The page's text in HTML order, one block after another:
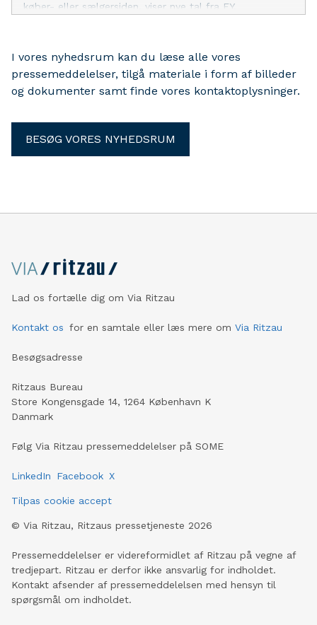
køber- eller sælgersiden, viser nye tal fra EY.
I vores nyhedsrum kan du læse alle vores
pressemeddelelser, tilgå materiale i form af billeder
og dokumenter samt finde vores kontaktoplysninger.
BESØG VORES NYHEDSRUM
Lad os fortælle dig om Via Ritzau
Kontakt os for en samtale eller læs mere om Via Ritzau
Besøgsadresse
Ritzaus Bureau
Store Kongensgade 14, 1264 København K
Danmark
Følg Via Ritzau pressemeddelelser på SOME
LinkedIn Facebook X
Tilpas cookie accept
© Via Ritzau, Ritzaus pressetjeneste 2026
Pressemeddelelser er videreformidlet af Ritzau på vegne af
tredjepart. Ritzau er derfor ikke ansvarlig for indholdet.
Kontakt afsender af pressemeddelelsen med hensyn til
spørgsmål om indholdet.